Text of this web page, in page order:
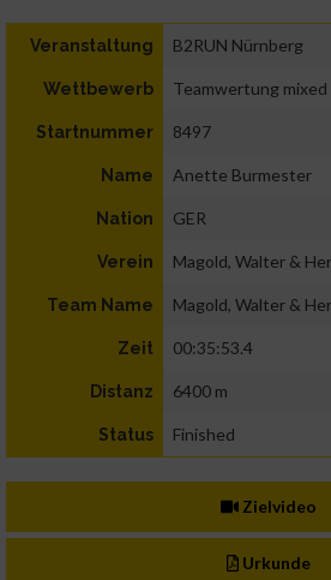
Veranstaltung B2RUN Nürnberg
Wettbewerb Teamwertung mixed
Startnummer 8497
Name Anette Burmester
Nation GER
Verein Magold, Walter &
Team Name Magold, Walter &
Zeit 00:35:53.4
Distanz 6400 m
Status Finished
Zielvideo
Urkunde